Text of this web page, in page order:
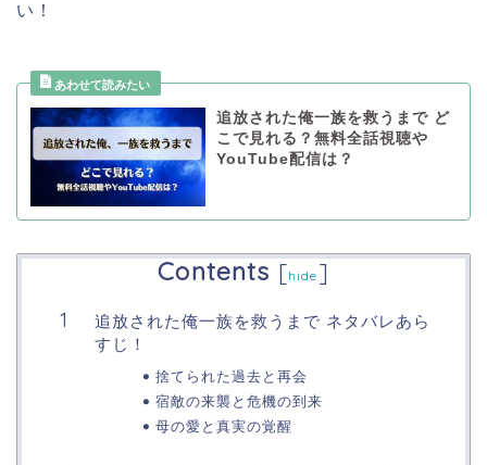
い！
追放された俺一族を救うまで ど
こで見れる？無料全話視聴や
YouTube配信は？
Contents [hide ]
追放された俺一族を救うまで ネタバレあら
すじ！
捨てられた過去と再会
宿敵の来襲と危機の到来
母の愛と真実の覚醒